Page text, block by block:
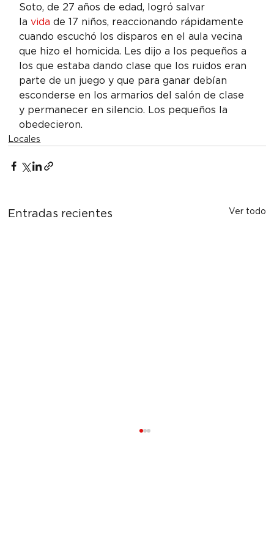
Soto, de 27 años de edad, logró salvar
la vida de 17 niños, reaccionando rápidamente
cuando escuchó los disparos en el aula vecina
que hizo el homicida. Les dijo a los pequeños a
los que estaba dando clase que los ruidos eran
parte de un juego y que para ganar debían
esconderse en los armarios del salón de clase
y permanecer en silencio. Los pequeños la
obedecieron.
Locales
Entradas recientes Ver todo